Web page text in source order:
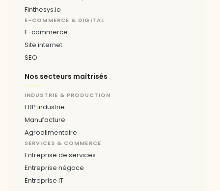
Facture électronique Odoo
Finthesys.io
E-COMMERCE & DIGITAL
E-commerce
Site internet
INDUSTRIE & PRODUCTION
ERP industrie
Manufacture
Agroalimentaire
SERVICES & COMMERCE
Entreprise de services
Entreprise négoce